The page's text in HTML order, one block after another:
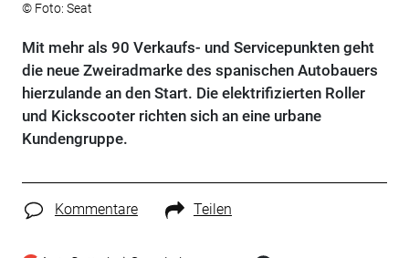
© Foto: Seat
Mit mehr als 90 Verkaufs- und Servicepunkten geht
die neue Zweiradmarke des spanischen Autobauers
hierzulande an den Start. Die elektrifizierten Roller
und Kickscooter richten sich an eine urbane
Kundengruppe.
Kommentare Teilen